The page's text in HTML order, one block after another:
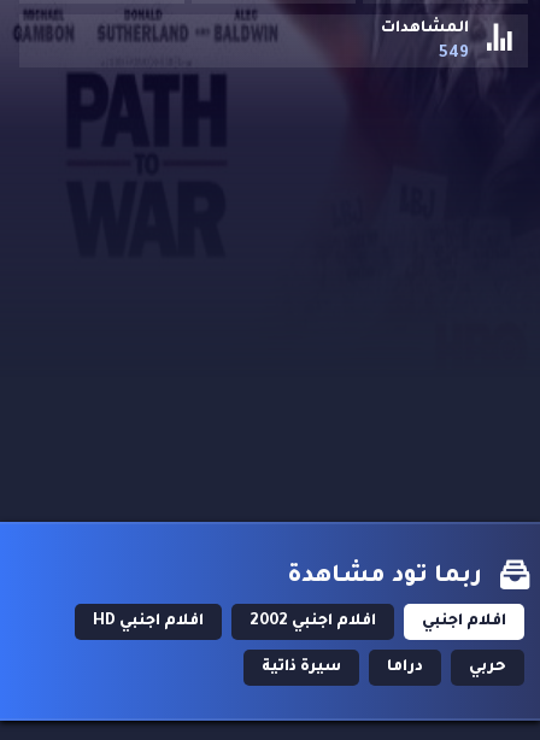
المشاهدات
549
ربما تود مشاهدة
افلام اجنبي افلام اجنبي 2002 افلام اجنبي HD
حربي دراما سيرة ذاتية